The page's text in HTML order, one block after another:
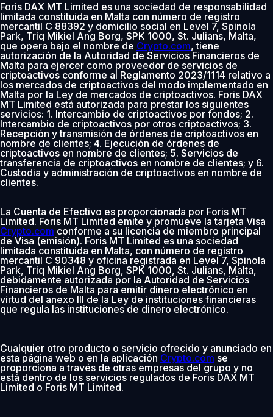
Foris DAX MT Limited es una sociedad de responsabilidad
limitada constituida en Malta con número de registro
mercantil C 88392 y domicilio social en Level 7, Spinola
Park, Triq Mikiel Ang Borg, SPK 1000, St. Julians, Malta,
que opera bajo el nombre de Crypto.com, tiene
autorización de la Autoridad de Servicios Financieros de
Malta para ejercer como proveedor de servicios de
criptoactivos conforme al Reglamento 2023/1114 relativo a
los mercados de criptoactivos del modo implementado en
Malta por la Ley de mercados de criptoactivos. Foris DAX
MT Limited está autorizada para prestar los siguientes
servicios: 1. Intercambio de criptoactivos por fondos; 2.
Intercambio de criptoactivos por otros criptoactivos; 3.
Recepción y transmisión de órdenes de criptoactivos en
nombre de clientes; 4. Ejecución de órdenes de
criptoactivos en nombre de clientes; 5. Servicios de
transferencia de criptoactivos en nombre de clientes; y 6.
Custodia y administración de criptoactivos en nombre de
clientes.
La Cuenta de Efectivo es proporcionada por Foris MT
Limited. Foris MT Limited emite y promueve la tarjeta Visa
Crypto.com conforme a su licencia de miembro principal
de Visa (emisión). Foris MT Limited es una sociedad
limitada constituida en Malta, con número de registro
mercantil C 90348 y oficina registrada en Level 7, Spinola
Park, Triq Mikiel Ang Borg, SPK 1000, St. Julians, Malta,
debidamente autorizada por la Autoridad de Servicios
Financieros de Malta para emitir dinero electrónico en
virtud del anexo III de la Ley de instituciones financieras
que regula las instituciones de dinero electrónico.
Cualquier otro producto o servicio ofrecido y anunciado en
esta página web o en la aplicación Crypto.com se
proporciona a través de otras empresas del grupo y no
está dentro de los servicios regulados de Foris DAX MT
Limited o Foris MT Limited.